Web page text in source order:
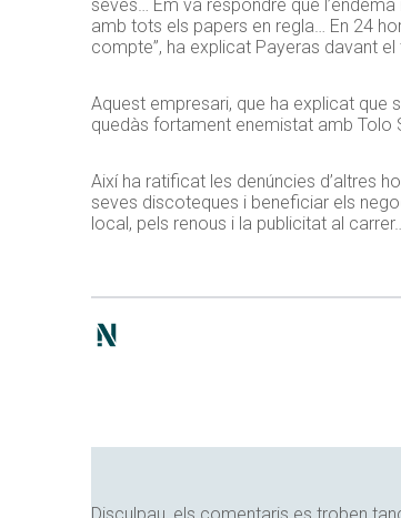
seves… Em va respondre que
amb tots els papers en regla… En 24
compte”, ha explicat Payeras davant el
Aquest empresari, que ha explicat que
quedàs fortament enemistat amb Tolo
Així ha ratificat les denúncies d’altres
seves discoteques i beneficiar els
local, pels renous i la publicitat al